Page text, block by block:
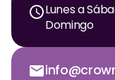
Lunes a
Domingo